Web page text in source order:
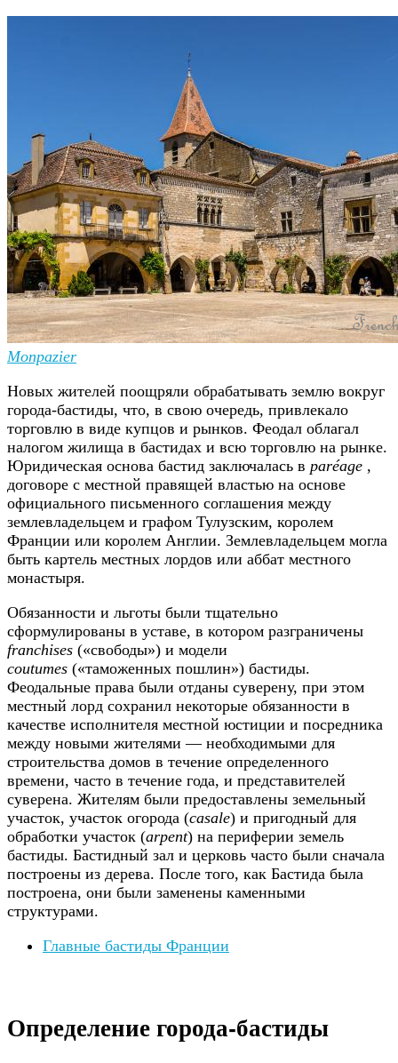
Monpazier
Новых жителей поощряли обрабатывать землю вокруг
города-бастиды, что, в свою очередь, привлекало
торговлю в виде купцов и рынков. Феодал облагал
налогом жилища в бастидах и всю торговлю на рынке.
Юридическая основа бастид заключалась в paréage ,
договоре с местной правящей властью на основе
официального письменного соглашения между
землевладельцем и графом Тулузским, королем
Франции или королем Англии. Землевладельцем могла
быть картель местных лордов или аббат местного
монастыря.
Обязанности и льготы были тщательно
сформулированы в уставе, в котором разграничены
franchises («свободы») и модели
coutumes («таможенных пошлин») бастиды.
Феодальные права были отданы суверену, при этом
местный лорд сохранил некоторые обязанности в
качестве исполнителя местной юстиции и посредника
между новыми жителями — необходимыми для
строительства домов в течение определенного
времени, часто в течение года, и представителей
суверена. Жителям были предоставлены земельный
участок, участок огорода (casale) и пригодный для
обработки участок (arpent) на периферии земель
бастиды. Бастидный зал и церковь часто были сначала
построены из дерева. После того, как Бастида была
построена, они были заменены каменными
структурами.
Главные бастиды Франции
Определение города-бастиды